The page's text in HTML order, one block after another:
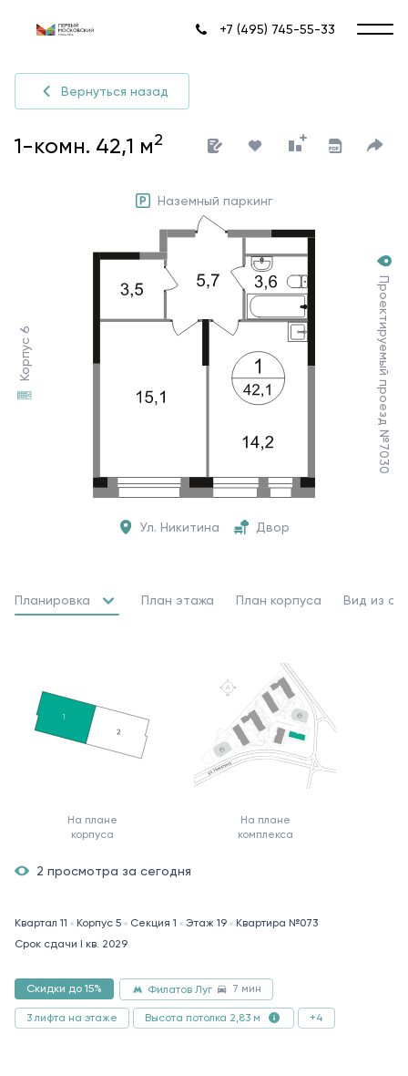
+7 (495) 745-55-33
Вернуться назад
1-комн. 42,1 м2
Корпус 6 Проектируемый проезд №7030
Ул. Никитина Двор
Наземный паркинг
Планировка План этажа План корпуса Вид из
На плане
корпуса
На плане
комплекса
2 просмотра за сегодня
Квартал 11 Корпус 5 Секция 1 Этаж 19
Квартира №073
Срок сдачи I кв. 2029
Скидки до 15% Филатов Луг 7 мин
3 лифта на этаже Высота потолка 2,83 м +4